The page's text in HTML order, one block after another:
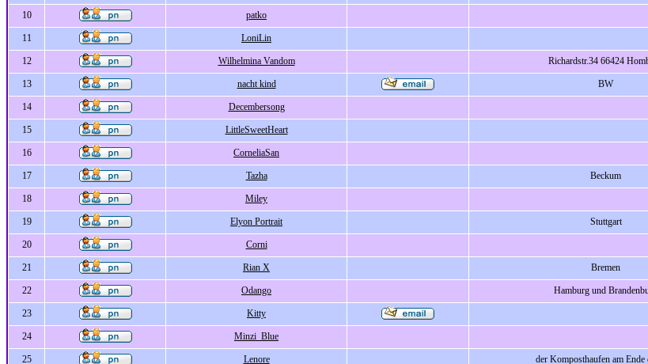
10 patko
11 LoniLin
12 Wilhelmina Vandom Richardstr.34 66424
13 nacht kind BW
14 Decembersong
15 LittleSweetHeart
16 CorneliaSan
17 Tazha Beckum
18 Miley
19 Elyon Portrait Stuttgart
20 Corni
21 Rian X Bremen
22 Odango Hamburg und
23 Kitty
24 Minzi_Blue
25 Lenore der Komposthaufen am Ende